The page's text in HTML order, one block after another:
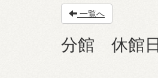
一覧へ
分館 休館日